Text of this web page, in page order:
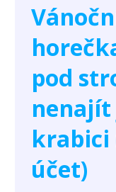
pod
nenajít
krabici
účet)